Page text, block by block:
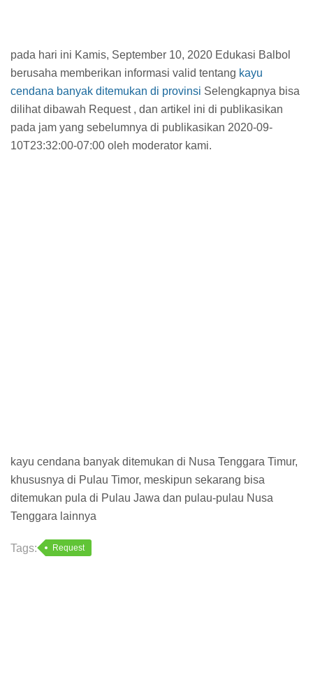
pada hari ini Kamis, September 10, 2020 Edukasi Balbol
berusaha memberikan informasi valid tentang kayu
cendana banyak ditemukan di provinsi Selengkapnya bisa
dilihat dibawah Request , dan artikel ini di publikasikan
pada jam yang sebelumnya di publikasikan 2020-09-
10T23:32:00-07:00 oleh moderator kami.
kayu cendana banyak ditemukan di Nusa Tenggara Timur,
khususnya di Pulau Timor, meskipun sekarang bisa
ditemukan pula di Pulau Jawa dan pulau-pulau Nusa
Tenggara lainnya
Tags: Request